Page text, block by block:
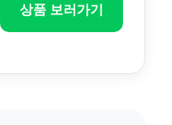
상품 보러가기